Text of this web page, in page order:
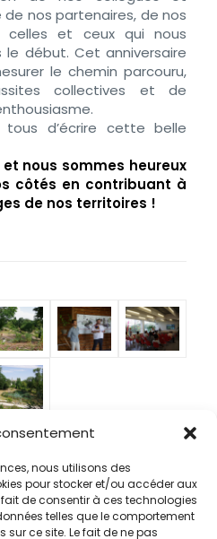
nous utilisons des
pour stocker et/ou accéder aux
de consentir à ces technologies
telles que le comportement
ce site. Le fait de ne pas
nos partenaires, de nos
et ceux qui nous
début. Cet anniversaire
le chemin parcouru,
collectives et de
d’écrire cette belle
nous sommes heureux
côtés en contribuant à
de nos territoires !